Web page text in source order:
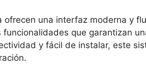
ofrecen una interfaz moderna y
funcionalidades que garantizan
y fácil de instalar, este